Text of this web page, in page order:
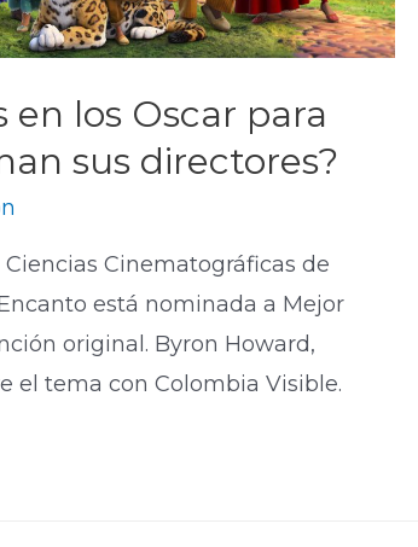
los Oscar para
sus directores?
Cinematográficas de
está nominada a Mejor
original. Byron Howard,
el tema con Colombia Visible.